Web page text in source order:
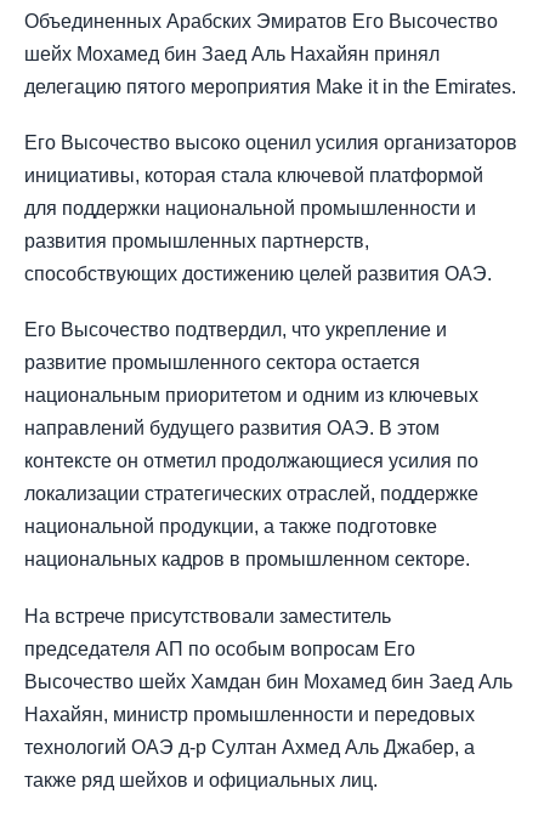
Объединенных Арабских Эмиратов Его Высочество
шейх Мохамед бин Заед Аль Нахайян принял
делегацию пятого мероприятия Make it in the Emirates.
Его Высочество высоко оценил усилия организаторов
инициативы, которая стала ключевой платформой
для поддержки национальной промышленности и
развития промышленных партнерств,
способствующих достижению целей развития ОАЭ.
Его Высочество подтвердил, что укрепление и
развитие промышленного сектора остается
национальным приоритетом и одним из ключевых
направлений будущего развития ОАЭ. В этом
контексте он отметил продолжающиеся усилия по
локализации стратегических отраслей, поддержке
национальной продукции, а также подготовке
национальных кадров в промышленном секторе.
На встрече присутствовали заместитель
председателя АП по особым вопросам Его
Высочество шейх Хамдан бин Мохамед бин Заед Аль
Нахайян, министр промышленности и передовых
технологий ОАЭ д-р Султан Ахмед Аль Джабер, а
также ряд шейхов и официальных лиц.